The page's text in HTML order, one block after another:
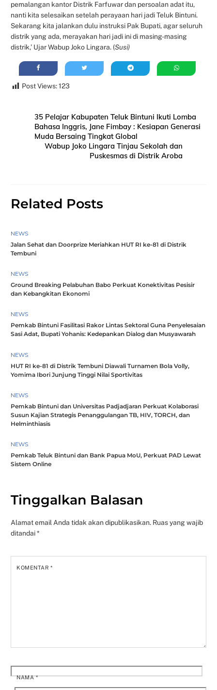
pemalangan kantor Distrik Farfuwar dan persoalan adat itu,
nanti kita selesaikan setelah perayaan hari jadi Teluk Bintuni.
Sekarang kita jalankan dulu instruksi Pak Bupati, agar seluruh
distrik yang ada, merayakan hari jadi ini di masing-masing
distrik,’ Ujar Wabup Joko Lingara. (Susi)
Post Views: 123
35 Pelajar Kabupaten Teluk Bintuni Ikuti Lomba
Bahasa Inggris, Jane Fimbay : Kesiapan Generasi
Muda Bersaing Tingkat Global
Wabup Joko Lingara Tinjau Sekolah dan
Puskesmas di Distrik Aroba
Related Posts
NEWS
Jalan Sehat dan Doorprize Meriahkan HUT RI ke-81 di Distrik
Tembuni
NEWS
Ground Breaking Pelabuhan Babo Perkuat Konektivitas Pesisir
dan Kebangkitan Ekonomi
NEWS
Pemkab Bintuni Fasilitasi Rakor Lintas Sektoral Guna Penyelesaian
Sasi Adat, Bupati Yohanis: Kedepankan Dialog dan Musyawarah
NEWS
HUT RI ke-81 di Distrik Tembuni Diawali Turnamen Bola Volly,
Yomima Ibori Junjung Tinggi Nilai Sportivitas
NEWS
Pemkab Bintuni dan Universitas Padjadjaran Perkuat Kolaborasi
Susun Kajian Strategis Penanggulangan TB, HIV, TORCH, dan
Helminthiasis
NEWS
Pemkab Teluk Bintuni dan Bank Papua MoU, Perkuat PAD Lewat
Sistem Online
Tinggalkan Balasan
Alamat email Anda tidak akan dipublikasikan. Ruas yang wajib
ditandai*
KOMENTAR*
NAMA*